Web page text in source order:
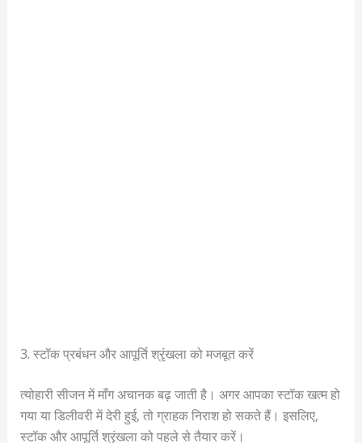
3. स्टॉक प्रबंधन और आपूर्ति श्रृंखला को मजबूत करें
त्योहारी सीजन में माँग अचानक बढ़ जाती है। अगर आपका स्टॉक खत्म हो
गया या डिलीवरी में देरी हुई, तो ग्राहक निराश हो सकते हैं। इसलिए,
स्टॉक और आपूर्ति श्रृंखला को पहले से तैयार करें।